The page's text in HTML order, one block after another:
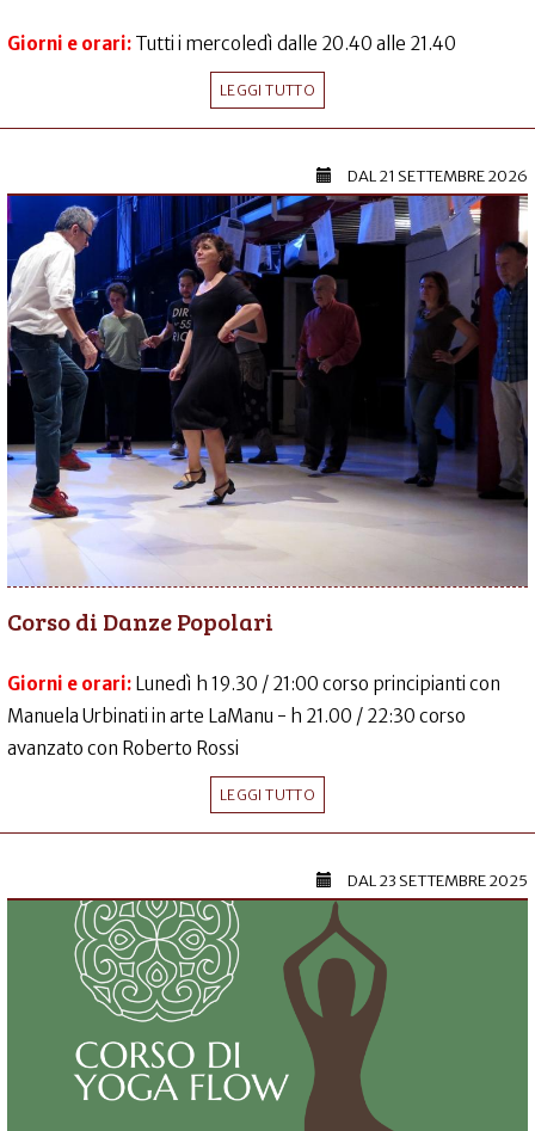
Giorni e orari: Tutti i mercoledì dalle 20.40 alle 21.40
LEGGI TUTTO
DAL21 SETTEMBRE 2026
Corso di Danze Popolari
Giorni e orari: Lunedì h 19.30 / 21:00 corso principianti con
Manuela Urbinati in arte LaManu - h 21.00 / 22:30 corso
avanzato con Roberto Rossi
LEGGI TUTTO
DAL23 SETTEMBRE 2025